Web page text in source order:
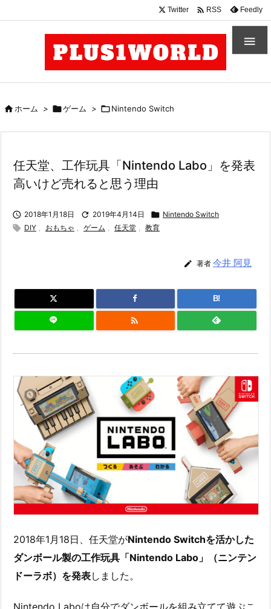

Twitter  RSS Feedly
ホーム > ゲーム > Nintendo Switch
任天堂、工作玩具「Nintendo Labo」を発表
高いけど売れると思う理由
 2018年1月18日  2019年4月14日  Nintendo Switch
 DIY , おもちゃ , ゲーム , 任天堂 , 教育
 著者 今井 阿見
B!

2018年1月18日、任天堂がNintendo Switchを活かした
ダンボール製の工作玩具「Nintendo Labo」（ニンテン
ドーラボ）を発表しました。